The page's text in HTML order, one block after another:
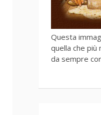
Questa
quella che più
da sempre